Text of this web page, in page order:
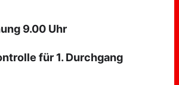
9.00 Uhr
für 1. Durchgang